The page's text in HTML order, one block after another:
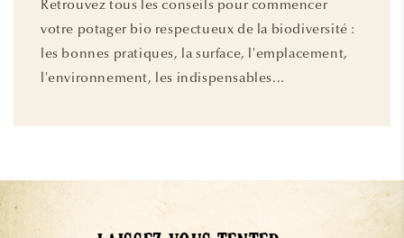
Retrouvez tous les conseils pour commencer
votre potager bio respectueux de la biodiversité :
les bonnes pratiques, la surface, l'emplacement,
l'environnement, les indispensables...